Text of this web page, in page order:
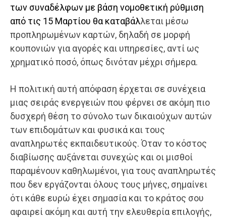
των συναδέλφων με βάση νομοθετική ρύθμιση
από τις 15 Μαρτίου θα καταβάλλεται μέσω
προπληρωμένων καρτών, δηλαδή σε μορφή
κουπονιών για αγορές και υπηρεσίες, αντί ως
χρηματικό ποσό, όπως δινόταν μέχρι σήμερα.
Η πολιτική αυτή απόφαση έρχεται σε συνέχεια
μιας σειράς ενεργειών που φέρνει σε ακόμη πιο
δυσχερή θέση το σύνολο των δικαιούχων αυτών
των επιδομάτων και φυσικά και τους
αναπληρωτές εκπαιδευτικούς. Όταν το κόστος
διαβίωσης αυξάνεται συνεχώς και οι μισθοί
παραμένουν καθηλωμένοι, για τους αναπληρωτές
που δεν εργάζονται όλους τους μήνες, σημαίνει
ότι κάθε ευρώ έχει σημασία και το κράτος σου
αφαιρεί ακόμη και αυτή την ελευθερία επιλογής,